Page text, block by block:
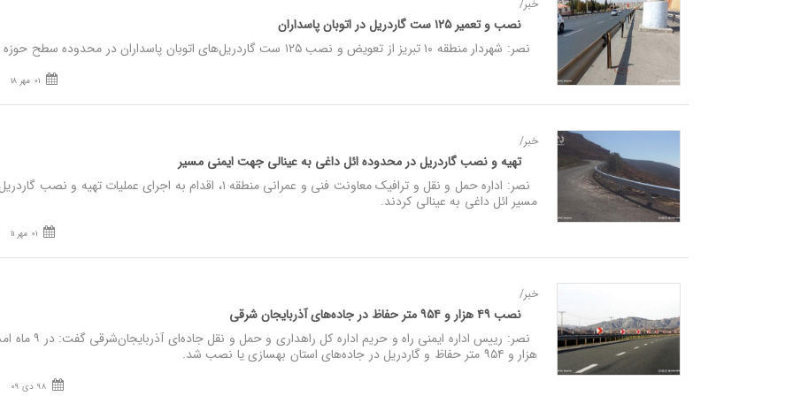
خبر/
نصب و تعمیر ۱۲۵ ست گاردریل‌ در اتوبان پاسداران
نصر: شهردار منطقه ۱۰ تبریز از تعویض و نصب ۱۲۵ ست گاردریل‌های اتوبان پاسداران در محدوده سطح حوزه خبر داد.
01 مهر 18
خبر/
تهیه و نصب گاردریل در محدوده ائل داغی به عینالی جهت ایمنی مسیر
نصر: اداره حمل و نقل و ترافیک معاونت فنی و عمرانی منطقه ۱، اقدام به اجرای عملیات تهیه و نصب
مسیر ائل داغی به عینالی کردند.
01 مهر 11
خبر/
نصب ۴۹ هزار و ۹۵۴ متر حفاظ در جاده‌های آذربایجان‌ شرقی
هزار و ۹۵۴ متر حفاظ و گاردریل در جاده‌های استان بهسازی یا نصب شد.
98 دی 09